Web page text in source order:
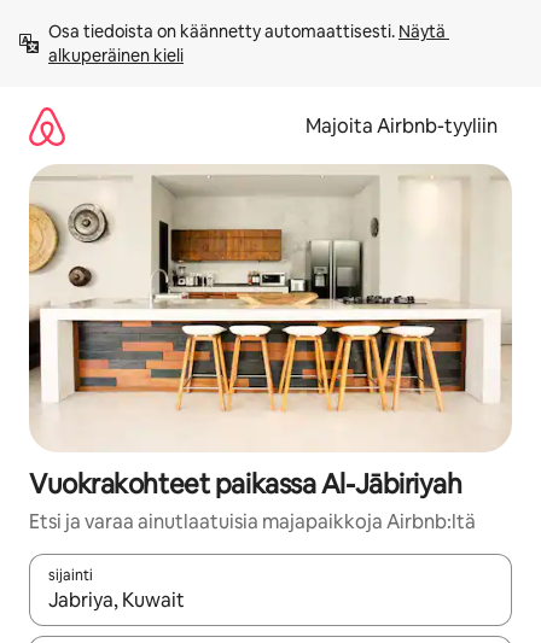
sisältö
väliin
Osa tiedoista on käännetty automaattisesti. Näytä
alkuperäinen kieli
Majoita Airbnb-tyyliin
Vuokrakohteet paikassa Al-Jābiriyah
Etsi ja varaa ainutlaatuisia majapaikkoja Airbnb:ltä
sijainti
Kun tulokset ovat saatavilla, navigoi ylös- ja alas-